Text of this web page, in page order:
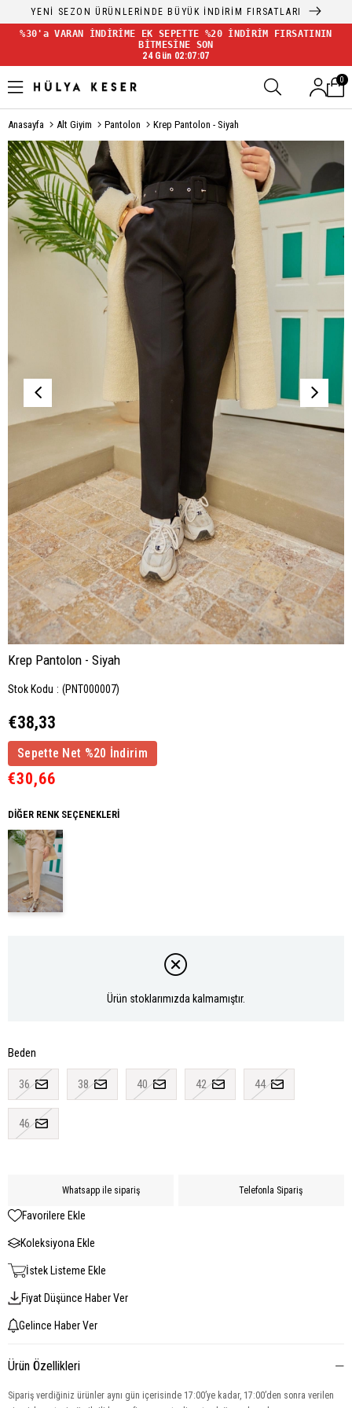
YENİ SEZON ÜRÜNLERİNDE BÜYÜK İNDİRİM FIRSATLARI
%30'a VARAN İNDİRİME EK SEPETTE %20 İNDİRİM FIRSATININ
BİTMESİNE SON
24 Gün 02:07:07
0
Anasayfa Alt Giyim Pantolon Krep Pantolon - Siyah
Krep Pantolon - Siyah
Stok Kodu (PNT000007)
€38,33
Sepette Net %20 İndirim
€30,66
DIĞER RENK SEÇENEKLERI
Ürün stoklarımızda kalmamıştır.
Beden
36 38 40 42 44
46
Whatsapp ile sipariş Telefonla Sipariş
Favorilere Ekle
Koleksiyona Ekle
İstek Listeme Ekle
Fiyat Düşünce Haber Ver
Gelince Haber Ver
Ürün Özellikleri
Sipariş verdiğiniz ürünler aynı gün içerisinde 17:00’ye kadar, 17:00’den sonra verilen